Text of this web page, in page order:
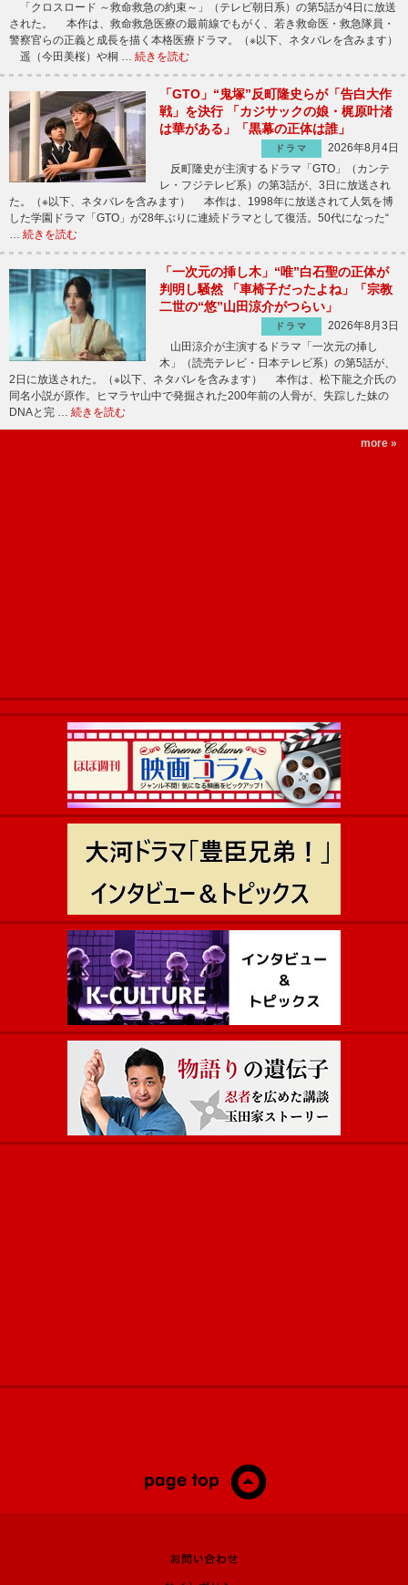
「クロスロード ～救命救急の約束～」（テレビ朝日系）の第5話が4日に放送
された。 本作は、救命救急医療の最前線でもがく、若き救命医・救急隊員・
警察官らの正義と成長を描く本格医療ドラマ。（※以下、ネタバレを含みます）
遥（今田美桜）や桐 … 続きを読む
「GTO」“鬼塚”反町隆史らが「告白大作
戦」を決行 「カジサックの娘・梶原叶渚
は華がある」「黒幕の正体は誰」
ドラマ
2026年8月4日
反町隆史が主演するドラマ「GTO」（カンテ
レ・フジテレビ系）の第3話が、3日に放送され
た。（※以下、ネタバレを含みます） 本作は、1998年に放送されて人気を博
した学園ドラマ「GTO」が28年ぶりに連続ドラマとして復活。50代になった“
… 続きを読む
「一次元の挿し木」“唯”白石聖の正体が
判明し騒然 「車椅子だったよね」「宗教
二世の“悠”山田涼介がつらい」
ドラマ
2026年8月3日
山田涼介が主演するドラマ「一次元の挿し
木」（読売テレビ・日本テレビ系）の第5話が、
2日に放送された。（※以下、ネタバレを含みます） 本作は、松下龍之介氏の
同名小説が原作。ヒマラヤ山中で発掘された200年前の人骨が、失踪した妹の
DNAと完 … 続きを読む
more »